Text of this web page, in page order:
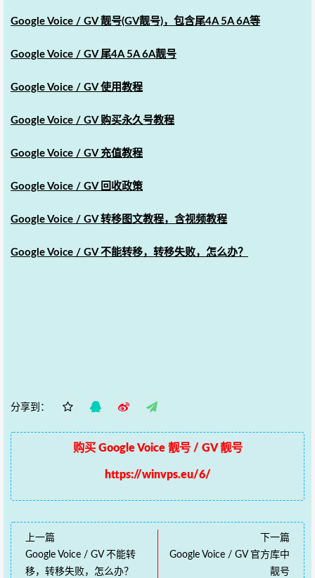
Google Voice / GV 靓号(GV靓号)，包含尾4A 5A 6A等
Google Voice / GV 尾4A 5A 6A靓号
Google Voice / GV 使用教程
Google Voice / GV 购买永久号教程
Google Voice / GV 充值教程
Google Voice / GV 回收政策
Google Voice / GV 转移图文教程，含视频教程
Google Voice / GV 不能转移，转移失败，怎么办？
分享到：
购买 Google Voice 靓号 / GV 靓号
https://winvps.eu/6/
上一篇
Google Voice / GV 不能转
移，转移失败，怎么办？
下一篇
Google Voice / GV 官方库中
靓号